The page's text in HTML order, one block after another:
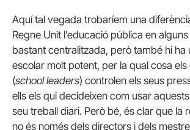
Aquí tal vegada trobaríem una
Regne Unit l’educació pública en
bastant centralitzada, però també hi ha
escolar molt potent, per la qual cosa
(school leaders) controlen els seus
ells els qui decideixen com usar
seu treball diari. Però bé, és clar que la
no és només dels directors i dels